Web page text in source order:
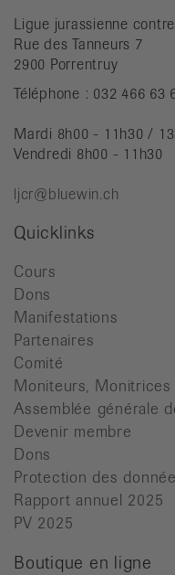
Ligue jurassienne
Rue des Tanneurs 7
2900 Porrentruy
Téléphone : 032 466 63
Mardi 8h00 - 11h30 /
Vendredi 8h00 - 11h30
ljcr@bluewin.ch
Quicklinks
Cours
Dons
Manifestations
Partenaires
Comité
Moniteurs, Monitrices
Assemblée générale
Devenir membre
Dons
Protection des
Rapport annuel 2025
PV 2025
Boutique en ligne